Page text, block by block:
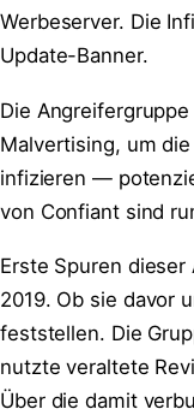
Werbeserver. Die
Update-Banner.
Die
Malvertising, um
infizieren —
von Confiant sind
Erste Spuren
2019. Ob sie davor
feststellen. Die
nutzte veraltete
Über die damit